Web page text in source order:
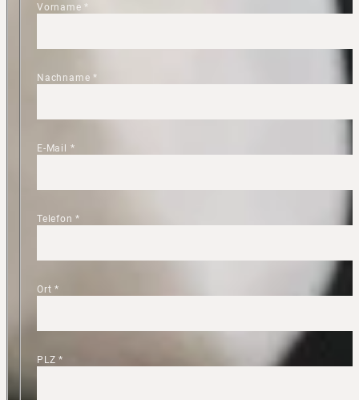
Vorname *
Nachname*
E-Mail *
Telefon*
Ort*
PLZ*